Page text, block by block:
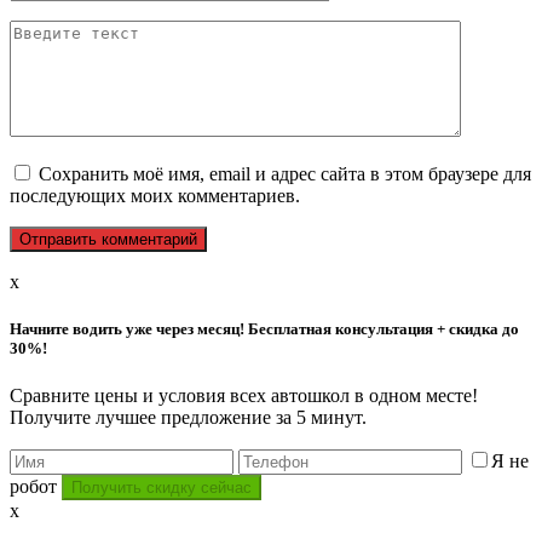
Сохранить моё имя, email и адрес сайта в этом браузере для
последующих моих комментариев.
x
Начните водить уже через месяц! Бесплатная консультация + скидка до
30%!
Сравните цены и условия всех автошкол в одном месте!
Получите лучшее предложение за 5 минут.
Я не
робот
x